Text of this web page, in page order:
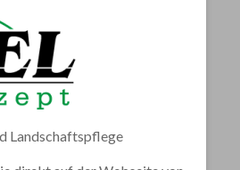
Landschaftspflege